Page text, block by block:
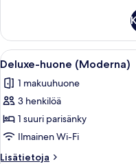
Avaa
kaikki
huonetyypin
Deluxe-
huone
(Moderna)
kuvat
1
Deluxe-huone (Moderna)
1 makuuhuone
3 henkilöä
1 suuri parisänky
Ilmainen Wi-Fi
Lisätietoja
Lisätietoja